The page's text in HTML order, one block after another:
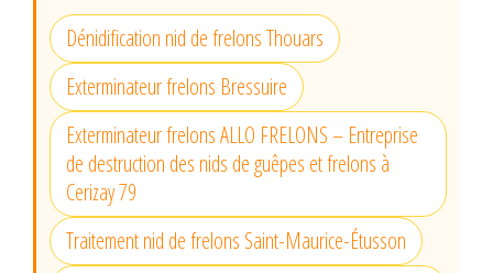
Dénidification nid de frelons Thouars
Exterminateur frelons Bressuire
Exterminateur frelons ALLO FRELONS – Entreprise
de destruction des nids de guêpes et frelons à
Cerizay 79
Traitement nid de frelons Saint-Maurice-Étusson